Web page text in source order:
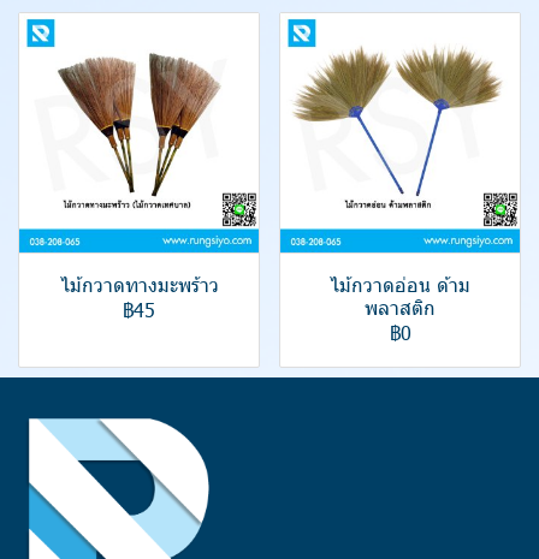
ไม้กวาดทางมะพร้าว
฿45
ไม้กวาดอ่อน ด้าม
พลาสติก
฿0